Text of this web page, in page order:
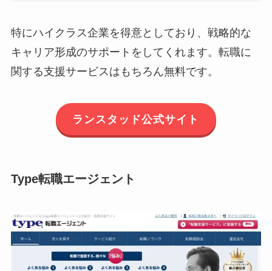
特にハイクラス企業を得意としており、戦略的な
キャリア形成のサポートをしてくれます。転職に
関する支援サービスはもちろん無料です。
ランスタッド公式サイト
Type転職エージェント